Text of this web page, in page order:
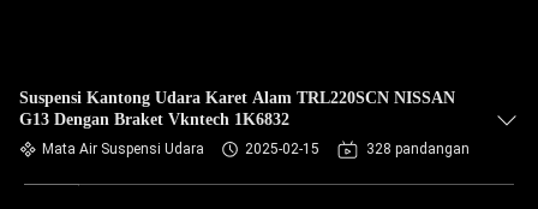
Suspensi Kantong Udara Karet Alam TRL220SCN NISSAN
G13 Dengan Braket Vkntech 1K6832
Mata Air Suspensi Udara 2025-02-15 328 pandangan